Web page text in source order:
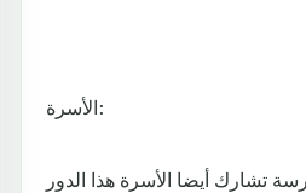
الأسرة:
تشارك أيضا الأسرة هذا الدور